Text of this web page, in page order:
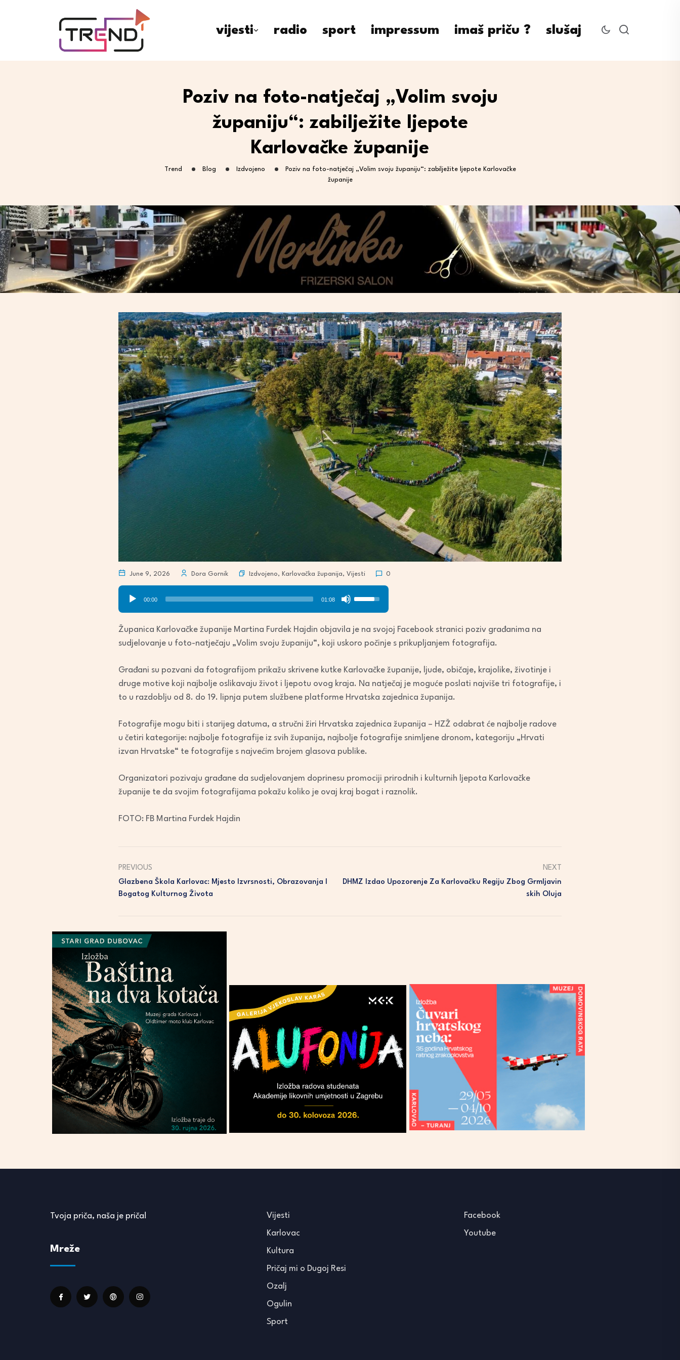
vijesti radio sport impressum imaš priču ? slušaj
Poziv na foto-natječaj „Volim svoju
županiju“: zabilježite ljepote
Karlovačke županije
Trend Blog Izdvojeno
Poziv na foto-natječaj „Volim svoju županiju“: zabilježite ljepote Karlovačke
županije
June 9, 2026 Dora Gornik Izdvojeno, Karlovačka županija, Vijesti 0
Audio
Player
00:00 01:08
Use
Up/Down
keys
increase
decrease
Županica Karlovačke županije Martina Furdek Hajdin objavila je na svojoj Facebook stranici poziv građanima na
sudjelovanje u foto-natječaju „Volim svoju županiju“, koji uskoro počinje s prikupljanjem fotografija.
Građani su pozvani da fotografijom prikažu skrivene kutke Karlovačke županije, ljude, običaje, krajolike, životinje i
druge motive koji najbolje oslikavaju život i ljepotu ovog kraja. Na natječaj je moguće poslati najviše tri fotografije, i
to u razdoblju od 8. do 19. lipnja putem službene platforme Hrvatska zajednica županija.
Fotografije mogu biti i starijeg datuma, a stručni žiri Hrvatska zajednica županija – HZŽ odabrat će najbolje radove
u četiri kategorije: najbolje fotografije iz svih županija, najbolje fotografije snimljene dronom, kategoriju „Hrvati
izvan Hrvatske“ te fotografije s najvećim brojem glasova publike.
Organizatori pozivaju građane da sudjelovanjem doprinesu promociji prirodnih i kulturnih ljepota Karlovačke
županije te da svojim fotografijama pokažu koliko je ovaj kraj bogat i raznolik.
FOTO: FB Martina Furdek Hajdin
PREVIOUS
Glazbena Škola Karlovac: Mjesto Izvrsnosti, Obrazovanja I
Bogatog Kulturnog Života
NEXT
DHMZ Izdao Upozorenje Za Karlovačku Regiju Zbog Grmljavin
Skih Oluja
Tvoja priča, naša je priča!
Mreže
Vijesti
Karlovac
Kultura
Pričaj mi o Dugoj Resi
Ozalj
Ogulin
Sport
Facebook
Youtube